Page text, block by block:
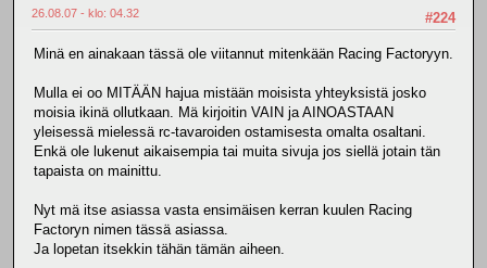
#224
26.08.07 - klo: 04.32
Minä en ainakaan tässä ole viitannut mitenkään Racing Factoryyn.
Mulla ei oo MITÄÄN hajua mistään moisista yhteyksistä josko
moisia ikinä ollutkaan. Mä kirjoitin VAIN ja AINOASTAAN
yleisessä mielessä rc-tavaroiden ostamisesta omalta osaltani.
Enkä ole lukenut aikaisempia tai muita sivuja jos siellä jotain tän
tapaista on mainittu.
Nyt mä itse asiassa vasta ensimäisen kerran kuulen Racing
Factoryn nimen tässä asiassa.
Ja lopetan itsekkin tähän tämän aiheen.